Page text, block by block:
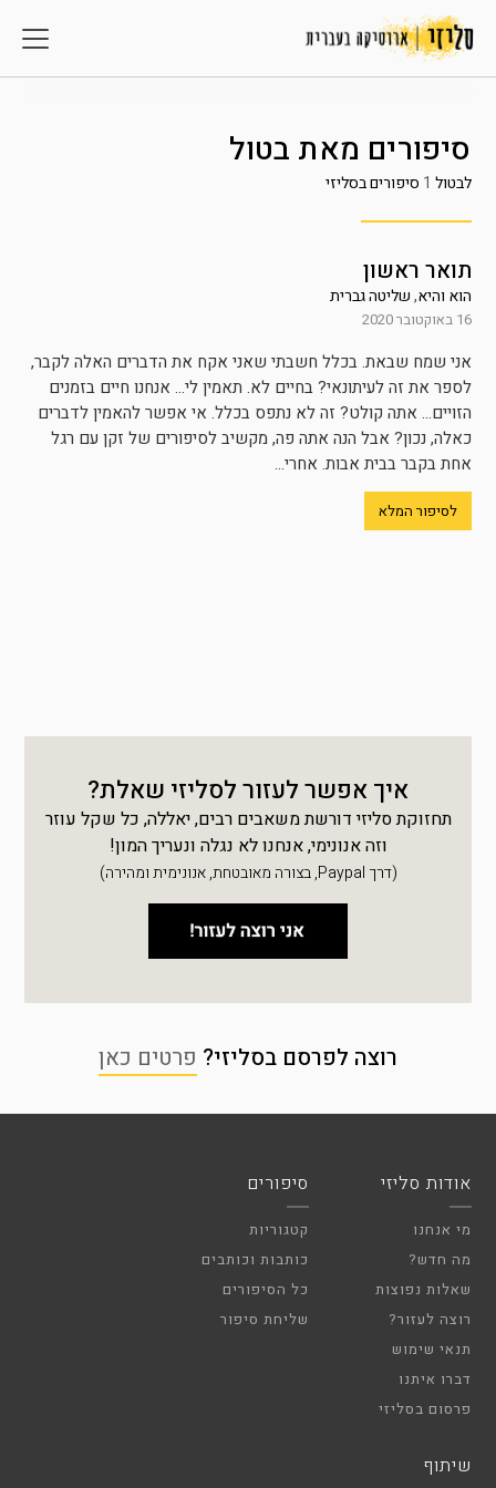
סיפורים מאת בטול
לבטול 1 סיפורים בסליזי
תואר ראשון
הוא והיא,שליטה גברית
16 באוקטובר 2020
אני שמח שבאת. בכלל חשבתי שאני אקח את הדברים האלה לקבר,
לספר את זה לעיתונאי? בחיים לא. תאמין לי… אנחנו חיים בזמנים
הזויים… אתה קולט? זה לא נתפס בכלל. אי אפשר להאמין לדברים
כאלה, נכון? אבל הנה אתה פה, מקשיב לסיפורים של זקן עם רגל
אחת בקבר בבית אבות. אחרי...
לסיפור המלא
איך אפשר לעזור לסליזי שאלת?
תחזוקת סליזי דורשת משאבים רבים, יאללה, כל שקל עוזר
וזה אנונימי, אנחנו לא נגלה ונעריך המון!
(דרך Paypal, בצורה מאובטחת, אנונימית ומהירה)
רוצה לפרסם בסליזי? פרטים כאן
אודות סליזי
מי אנחנו
מה חדש?
שאלות נפוצות
רוצה לעזור?
תנאי שימוש
דברו איתנו
פרסום בסליזי
סיפורים
קטגוריות
כותבות וכותבים
כל הסיפורים
שליחת סיפור
שיתוף